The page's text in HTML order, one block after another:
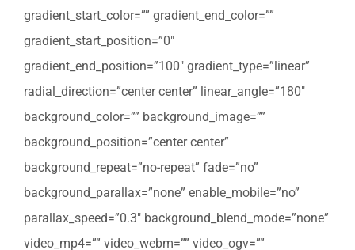
gradient_start_color=”” gradient_end_color=””
gradient_start_position=”0″
gradient_end_position=”100″ gradient_type=”linear”
radial_direction=”center center” linear_angle=”180″
background_color=”” background_image=””
background_position=”center center”
background_repeat=”no-repeat” fade=”no”
background_parallax=”none” enable_mobile=”no”
parallax_speed=”0.3″ background_blend_mode=”none”
video_mp4=”” video_webm=”” video_ogv=””